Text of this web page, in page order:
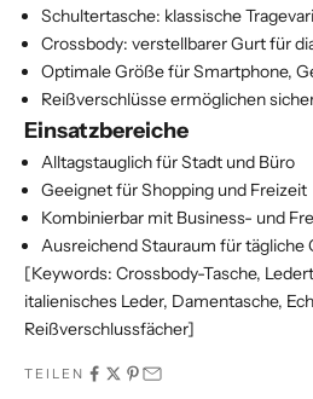
Schultertasche: klassische
Crossbody: verstellbarer Gurt für
Optimale Größe für Smartphone,
Reißverschlüsse ermöglichen
Einsatzbereiche
Alltagstauglich für Stadt und Büro
Geeignet für Shopping und Freizeit
Kombinierbar mit Business- und
Ausreichend Stauraum für tägliche
[Keywords: Crossbody-Tasche,
italienisches Leder, Damentasche,
Reißverschlussfächer]
TEILEN